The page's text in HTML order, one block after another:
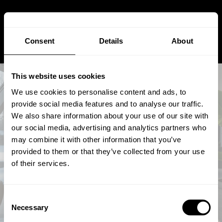
Consent Details About
This website uses cookies
We use cookies to personalise content and ads, to
provide social media features and to analyse our traffic.
We also share information about your use of our site with
our social media, advertising and analytics partners who
may combine it with other information that you’ve
provided to them or that they’ve collected from your use
of their services.
Selection
Necessary
Wichtige Aspekte beim Bau
eines Wintergartens mit
Isolierglas